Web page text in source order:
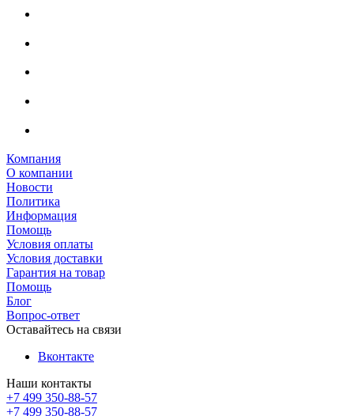
Компания
О компании
Новости
Политика
Информация
Помощь
Условия оплаты
Условия доставки
Гарантия на товар
Помощь
Блог
Вопрос-ответ
Оставайтесь на связи
Вконтакте
Наши контакты
+7 499 350-88-57
+7 499 350-88-57